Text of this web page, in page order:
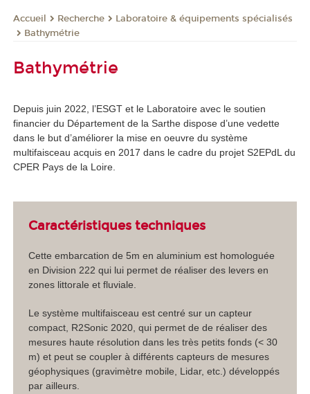
Accueil Recherche
Laboratoire & équipements spécialisés
Bathymétrie
Bathymétrie
Depuis juin 2022, l’ESGT et le Laboratoire avec le soutien
financier du Département de la Sarthe dispose d’une vedette
dans le but d’améliorer la mise en oeuvre du système
multifaisceau acquis en 2017 dans le cadre du projet S2EPdL du
CPER Pays de la Loire.
Caractéristiques techniques
Cette embarcation de 5m en aluminium est homologuée
en Division 222 qui lui permet de réaliser des levers en
zones littorale et fluviale.
Le système multifaisceau est centré sur un capteur
compact, R2Sonic 2020, qui permet de de réaliser des
mesures haute résolution dans les très petits fonds (< 30
m) et peut se coupler à différents capteurs de mesures
géophysiques (gravimètre mobile, Lidar, etc.) développés
par ailleurs.